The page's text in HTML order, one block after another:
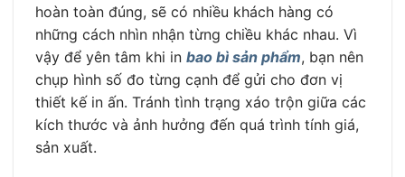
hoàn toàn đúng, sẽ có nhiều khách hàng có
những cách nhìn nhận từng chiều khác nhau. Vì
vậy để yên tâm khi in bao bì sản phẩm, bạn nên
chụp hình số đo từng cạnh để gửi cho đơn vị
thiết kế in ấn. Tránh tình trạng xáo trộn giữa các
kích thước và ảnh hưởng đến quá trình tính giá,
sản xuất.